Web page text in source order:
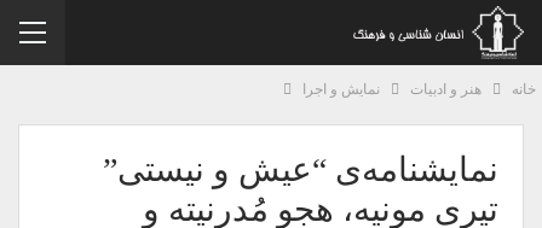
هنر و ادبیات نمایش و اجرا
نمایشنامه‌ی “عیش و نیستی”
تیری مونیه، هجوِ مُدرنیته و